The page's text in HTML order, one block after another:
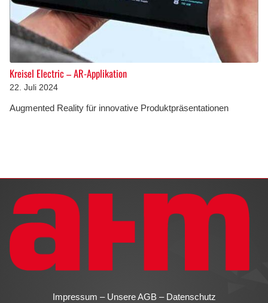
Kreisel Electric – AR-Applikation
22. Juli 2024
Augmented Reality für innovative Produktpräsentationen
Impressum – Unsere AGB – Datenschutz